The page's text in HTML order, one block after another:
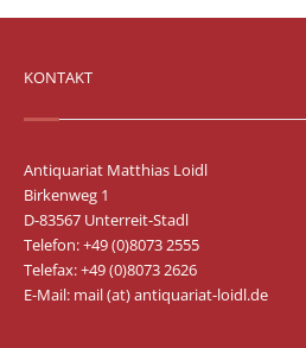
KONTAKT
Antiquariat Matthias Loidl
Birkenweg 1
D-83567 Unterreit-Stadl
Telefon: +49 (0)8073 2555
Telefax: +49 (0)8073 2626
E-Mail: mail (at) antiquariat-loidl.de